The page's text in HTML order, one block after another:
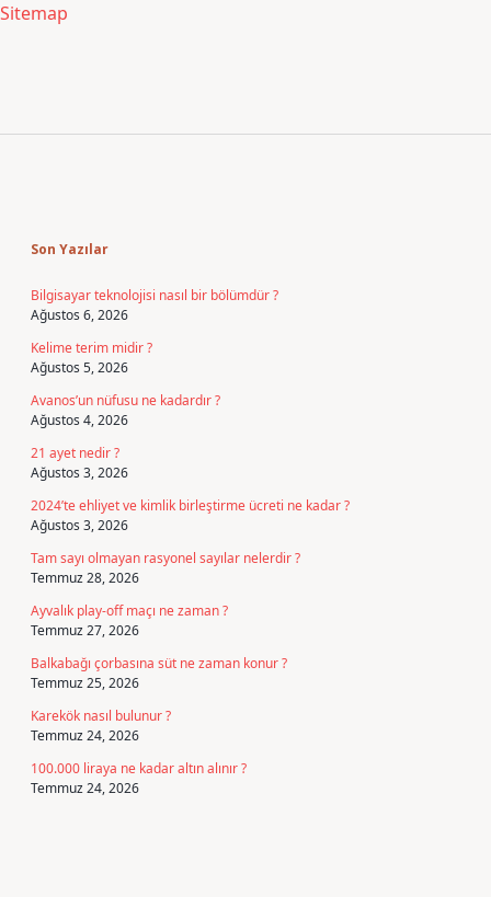
Sitemap
Son Yazılar
Bilgisayar teknolojisi nasıl bir bölümdür ?
Ağustos 6, 2026
Kelime terim midir ?
Ağustos 5, 2026
Avanos’un nüfusu ne kadardır ?
Ağustos 4, 2026
21 ayet nedir ?
Ağustos 3, 2026
2024’te ehliyet ve kimlik birleştirme ücreti ne kadar ?
Ağustos 3, 2026
Tam sayı olmayan rasyonel sayılar nelerdir ?
Temmuz 28, 2026
Ayvalık play-off maçı ne zaman ?
Temmuz 27, 2026
Balkabağı çorbasına süt ne zaman konur ?
Temmuz 25, 2026
Karekök nasıl bulunur ?
Temmuz 24, 2026
100.000 liraya ne kadar altın alınır ?
Temmuz 24, 2026